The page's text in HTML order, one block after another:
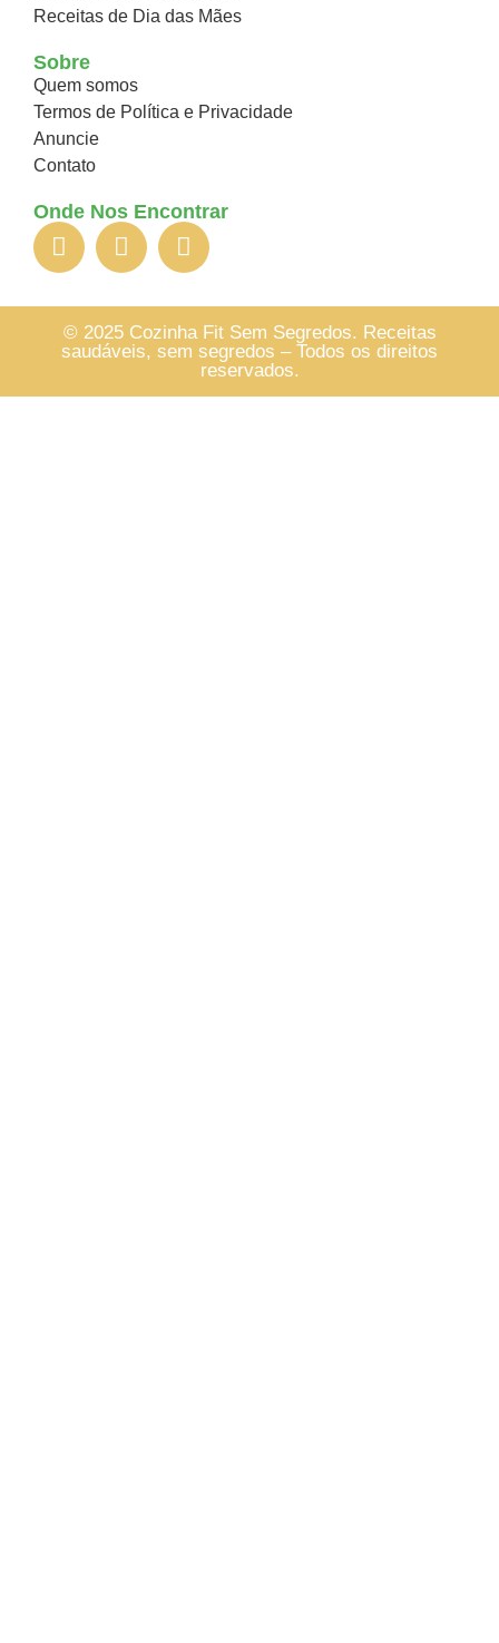
Receitas de Dia das Mães
Sobre
Quem somos
Termos de Política e Privacidade
Anuncie
Contato
Onde Nos Encontrar
© 2025 Cozinha Fit Sem Segredos. Receitas
saudáveis, sem segredos – Todos os direitos
reservados.